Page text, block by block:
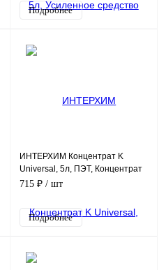
Подробнее
ИНТЕРХИМ Концентрат K
Universal, 5л, ПЭТ, Концентрат
универсального кислотного
715 ₽ / шт
Подробнее